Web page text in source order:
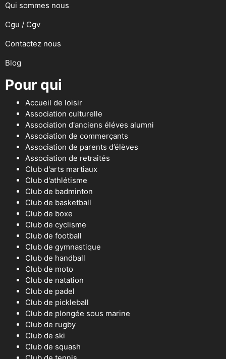
Qui sommes nous
Cgu / Cgv
Contactez nous
Blog
Pour qui
Accueil de loisir
Association culturelle
Association d'anciens éléves alumni
Association de commerçants
Association de parents d’élèves
Association de retraités
Club d'arts martiaux
Club d'athlétisme
Club de badminton
Club de basketball
Club de boxe
Club de cyclisme
Club de football
Club de gymnastique
Club de handball
Club de moto
Club de natation
Club de padel
Club de pickleball
Club de plongée sous marine
Club de rugby
Club de ski
Club de squash